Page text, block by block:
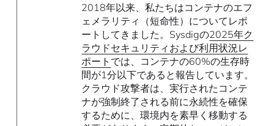
2018年以来、私たちはコンテナのエフ
ェメラリティ（短命性）についてレポ
ートしてきました。Sysdigの2025年ク
ラウドセキュリティおよび利用状況レ
ポート では、コンテナの60%の生存時
間が1分以下であると報告しています。
クラウド攻撃者は、実行されたコンテ
ナが強制終了される前に永続性を確保
するために、環境内を素早く移動する